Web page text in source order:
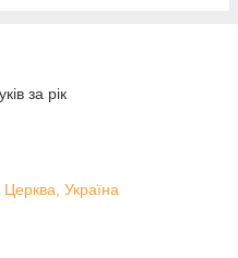
за рік
Церква, Україна